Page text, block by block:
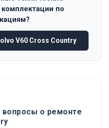
комплектации по
V60 Cross Country
о ремонте